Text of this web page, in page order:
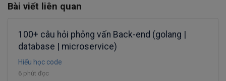
Bài viết liên quan
100+ câu hỏi phỏng vấn Back-end (golang |
database | microservice)
Hiếu học code
6 phút đọc